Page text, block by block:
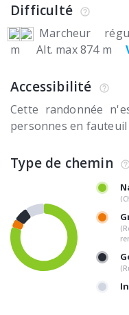
Difficulté
Marcheur
m
Alt. max 874 m
Accessibilité
Cette randonnée
personnes en
Type de chemin